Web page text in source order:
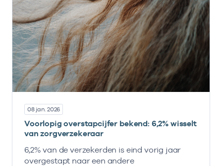
08 jan. 2026
Voorlopig overstapcijfer bekend: 6,2% wisselt
van zorgverzekeraar
6,2% van de verzekerden is eind vorig jaar
overgestapt naar een andere